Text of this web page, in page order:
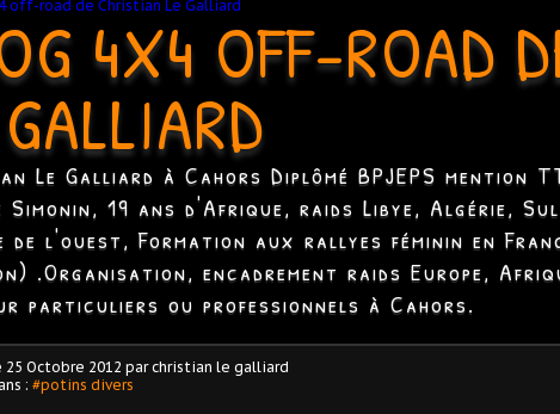
4X4 OFF-ROAD
Le Galliard à Cahors Diplômé BPJEPS mention
Simonin, 19 ans d'Afrique, raids Libye, Algérie,
de l'ouest, Formation aux rallyes féminin en
.Organisation, encadrement raids Europe,
particuliers ou professionnels à Cahors.
25 Octobre 2012 par christian le galliard
: #potins divers